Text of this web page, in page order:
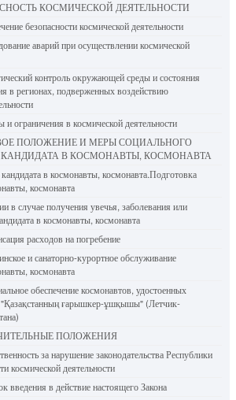
КОСМИЧЕСКОЙ ДЕЯТЕЛЬНОСТИ
безопасности космической деятельности
аварий при осуществлении космической
контроль окружающей среды и состояния
в регионах, подверженных воздействию
и ограничения в космической деятельности
ПОЛОЖЕНИЕ И МЕРЫ СОЦИАЛЬНОГО
КАНДИДАТА В КОСМОНАВТЫ, КОСМОНАВТА
в космонавты, космонавта.Подготовка
космонавта
в случае получения увечья, заболевания или
в космонавты, космонавта
расходов на погребение
и санаторно-курортное обслуживание
космонавта
обеспечение космонавтов, удостоенных
"Қазақстанның ғарышкер-ұшқышы" (Летчик-
ПОЛОЖЕНИЯ
за нарушение законодательства Республики
космической деятельности
введения в действие настоящего Закона